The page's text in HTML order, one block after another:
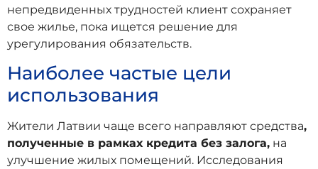
непредвиденных трудностей клиент сохраняет
свое жилье, пока ищется решение для
урегулирования обязательств.
Наиболее частые цели
использования
Жители Латвии чаще всего направляют средства,
полученные в рамках кредита без залога, на
улучшение жилых помещений. Исследования